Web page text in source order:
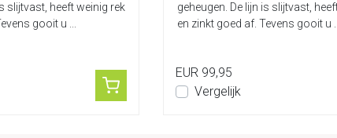
slijtvast, heeft weinig rek
gooit u ...
geheugen. De lijn is slijtvast,
en zinkt goed af. Tevens gooit u ...
EUR 99,95
Vergelijk